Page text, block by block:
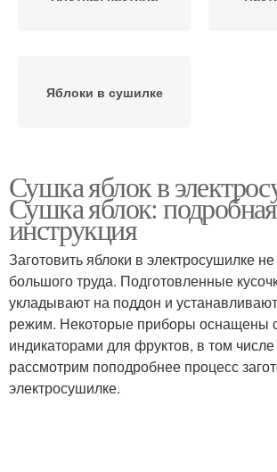
Яблоки в сушилке
Сушка яблок в
Сушка яблок: подробная
инструкция
Заготовить яблоки в электросушилке
большого труда. Подготовленные
укладывают на поддон и
режим. Некоторые приборы оснащены
индикаторами для фруктов, в том
рассмотрим поподробнее процесс
электросушилке.